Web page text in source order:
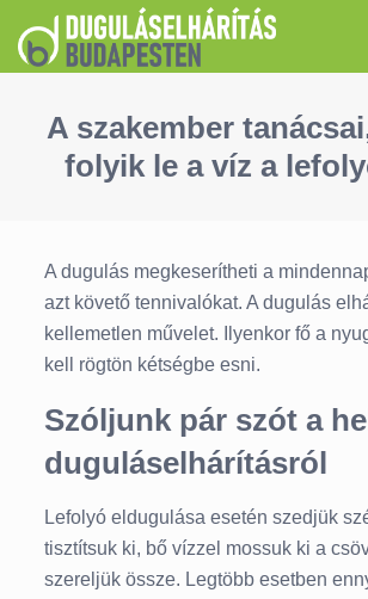
A szakember
folyik le a víz a
A dugulás megkeserítheti a
azt követő tennivalókat. A dugulás
kellemetlen művelet. Ilyenkor fő a
kell rögtön kétségbe esni.
Szóljunk pár szót a
duguláselhárításról
Lefolyó eldugulása esetén szedjük
tisztítsuk ki, bő vízzel mossuk ki a
szereljük össze. Legtöbb esetben